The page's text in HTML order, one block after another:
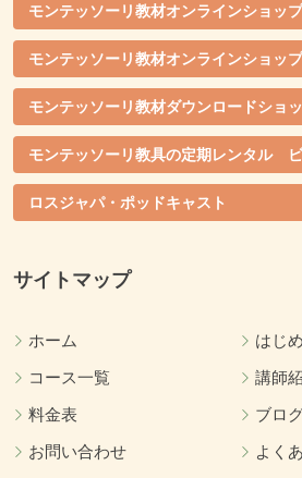
モンテッソーリ教材オンラインショッ
モンテッソーリ教材オンラインショッ
モンテッソーリ教材ダウンロードショ
モンテッソーリ教具の定期レンタル
ロスジャパ・ポッドキャスト
サイトマップ
ホーム
はじ
コース一覧
講師
料金表
ブロ
お問い合わせ
よく